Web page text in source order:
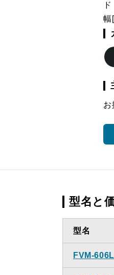
ド
幅
お
型名と
型名
FVM-